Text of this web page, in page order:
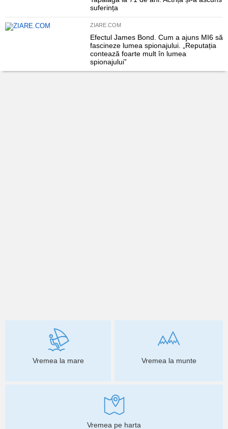
suferința
ZIARE.COM
Efectul James Bond. Cum a ajuns MI6 să
fascineze lumea spionajului. „Reputația
contează foarte mult în lumea
spionajului”
Vremea la mare Vremea la munte
Vremea pe harta